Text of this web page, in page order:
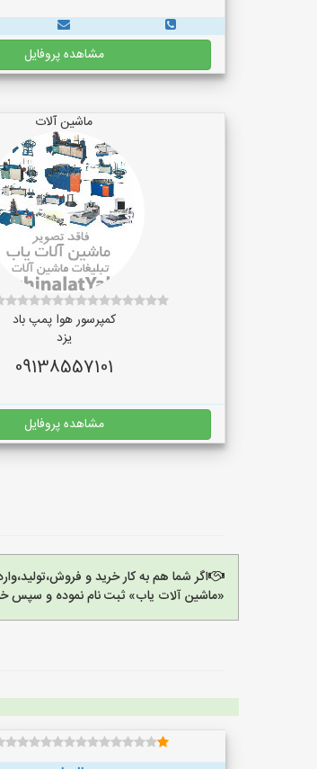
مشاهده پروفایل
ماشین آلات
کمپرسور هوا پمپ باد
یزد
09138557101
مشاهده پروفایل
اگر شما هم به کار خرید و
«ماشین آلات یاب» ثبت نام نموده و سپس